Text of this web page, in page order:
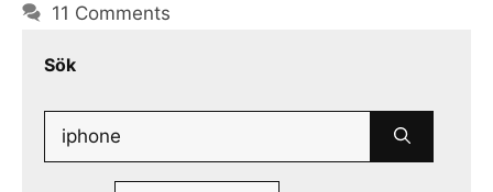
11 Comments
Sök
Search
for: